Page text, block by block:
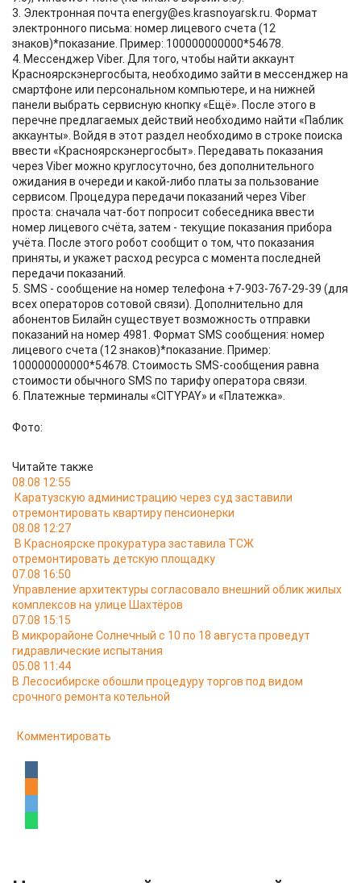
3. Электронная почта energy@es.krasnoyarsk.ru. Формат
электронного письма: номер лицевого счета (12
знаков)*показание. Пример: 100000000000*54678.
4. Мессенджер Viber. Для того, чтобы найти аккаунт
Красноярскэнергосбыта, необходимо зайти в мессенджер на
смартфоне или персональном компьютере, и на нижней
панели выбрать сервисную кнопку «Ещё». После этого в
перечне предлагаемых действий необходимо найти «Паблик
аккаунты». Войдя в этот раздел необходимо в строке поиска
ввести «Красноярскэнергосбыт». Передавать показания
через Viber можно круглосуточно, без дополнительного
ожидания в очереди и какой-либо платы за пользование
сервисом. Процедура передачи показаний через Viber
проста: сначала чат-бот попросит собеседника ввести
номер лицевого счёта, затем - текущие показания прибора
учёта. После этого робот сообщит о том, что показания
приняты, и укажет расход ресурса с момента последней
передачи показаний.
5. SMS - сообщение на номер телефона +7-903-767-29-39 (для
всех операторов сотовой связи). Дополнительно для
абонентов Билайн существует возможность отправки
показаний на номер 4981. Формат SMS сообщения: номер
лицевого счета (12 знаков)*показание. Пример:
100000000000*54678. Стоимость SMS-сообщения равна
стоимости обычного SMS по тарифу оператора связи.
6. Платежные терминалы «CITYPAY» и «Платежка».
Фото:
Читайте также
08.08 12:55
Каратузскую администрацию через суд заставили
отремонтировать квартиру пенсионерки
08.08 12:27
В Красноярске прокуратура заставила ТСЖ
отремонтировать детскую площадку
07.08 16:50
Управление архитектуры согласовало внешний облик жилых
комплексов на улице Шахтёров
07.08 15:15
В микрорайоне Солнечный с 10 по 18 августа проведут
гидравлические испытания
05.08 11:44
В Лесосибирске обошли процедуру торгов под видом
срочного ремонта котельной
Комментировать